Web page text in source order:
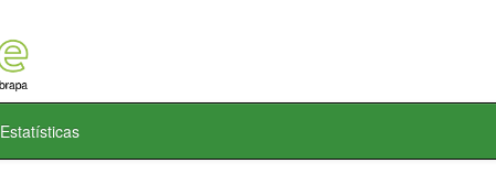
Estatísticas